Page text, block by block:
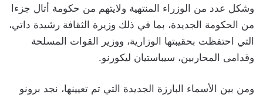
وشكل عدد من الوزراء المنتهية ولايتهم من حكومة أتال جزءا
من الحكومة الجديدة، بما في ذلك وزيرة الثقافة رشيدة داتي،
التي احتفظت بحقيبتها الوزارية، ووزير القوات المسلحة
وقدامى المحاربين، سيباستيان ليكورنو.
ومن بين الأسماء البارزة الجديدة التي تم تعيينها، نجد برونو